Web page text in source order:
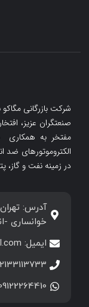
شرکت بازرگانی
صنعتگران عزیز،
مفتخر به همکاری
در زمینه نفت و گاز،
آدرس:
خوانساری -
ایمیل: megagorgi@gmail.com